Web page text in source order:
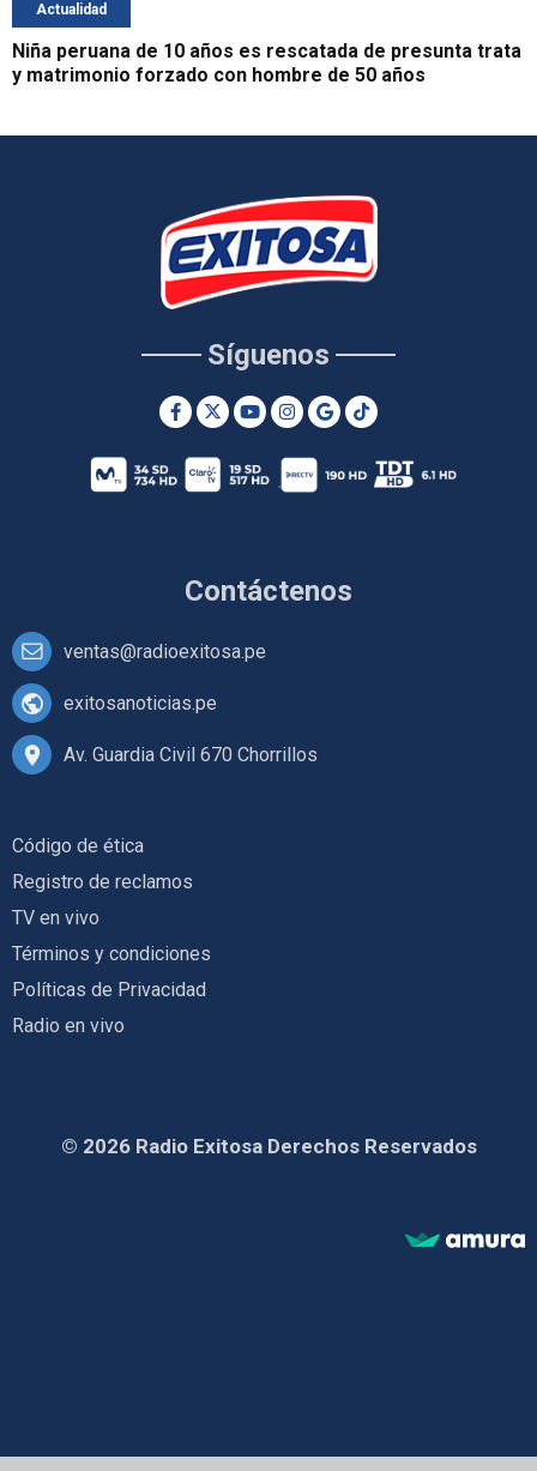
Actualidad
Niña peruana de 10 años es rescatada de presunta trata
y matrimonio forzado con hombre de 50 años
Contáctenos
ventas@radioexitosa.pe
exitosanoticias.pe
Av. Guardia Civil 670 Chorrillos
Síguenos
Código de ética
Registro de reclamos
TV en vivo
Términos y condiciones
Políticas de Privacidad
Radio en vivo
© 2026 Radio Exitosa Derechos Reservados